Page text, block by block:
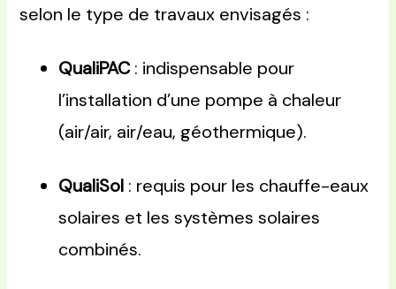
selon le type de travaux envisagés :
QualiPAC: indispensable pour
l’installation d’une pompe à chaleur
(air/air, air/eau, géothermique).
QualiSol : requis pour les chauffe-eaux
solaires et les systèmes solaires
combinés.